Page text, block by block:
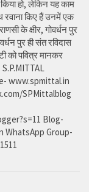
हो, लेकिन यह काम
किए हैं उनमें एक
के क्षीर, गोवर्धन पुर
पुर ही संत रविदास
को पवित्र मानकर
S.P.MITTAL
www.spmittal.in
SPMittalblog
Blog-
WhatsApp Group-